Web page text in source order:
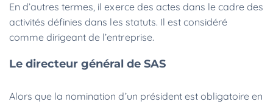
En d’autres termes, il exerce des actes dans le cadre des
activités définies dans les statuts. Il est considéré
comme dirigeant de l’entreprise.
Le directeur général de SAS
Alors que la nomination d’un président est obligatoire en